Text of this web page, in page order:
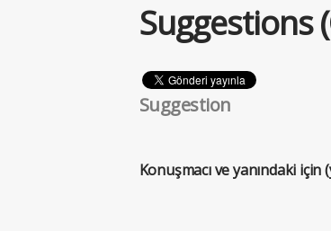
Suggestions
Suggestion
Konuşmacı ve yanındaki için